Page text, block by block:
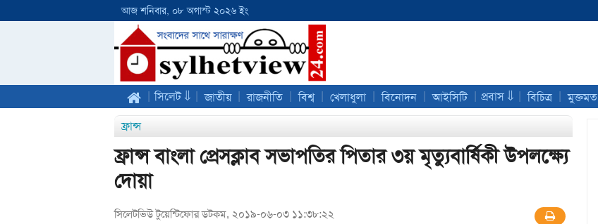
আজ শনিবার, ০৮ অগাস্ট ২০২৬ ইং
| সিলেট ⇓ | জাতীয় | রাজনীতি | বিশ্ব | খেলাধুলা | বিনোদন | আইসিটি | প্রবাস ⇓ | বিচিত্র | মুক্তমত
ফ্রান্স
ফ্রান্স বাংলা প্রেসক্লা‌ব সভাপ‌তির পিতার ৩য় মৃত্যুবা‌র্ষিকী উপল‌ক্ষ্যে
দোয়া
সিলেটভিউ টুয়েন্টিফোর ডটকম, ২০১৯-০৬-০৩ ১১:৩৮:২২